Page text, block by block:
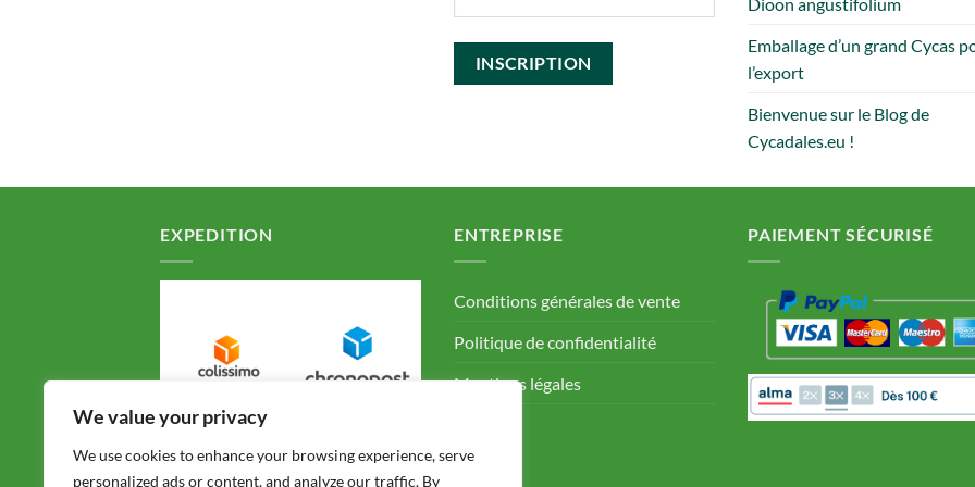
We value your privacy
We use cookies to enhance your browsing experience, serve
personalized ads or content, and analyze our traffic. By
Dioon angustifolium
Emballage d’un grand Cycas
l’export
Bienvenue sur le Blog de
Cycadales.eu !
EXPEDITION ENTREPRISE
Conditions générales de vente
Politique de confidentialité
Mentions légales
PAIEMENT SÉCURISÉ